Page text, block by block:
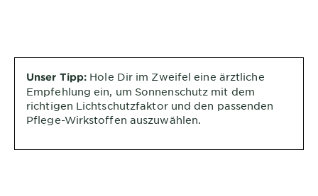
Unser Tipp: Hole Dir im Zweifel eine ärztliche
Empfehlung ein, um Sonnenschutz mit dem
richtigen Lichtschutzfaktor und den passenden
Pflege-Wirkstoffen auszuwählen.